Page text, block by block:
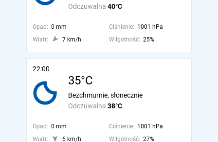
Odczuwalna 40°C
Opad: 0 mm Ciśnienie: 1001 hPa
Wiatr:
7 km/h Wilgotność: 25%
22:00
35°C
Odczuwalna 38°C
Bezchmurnie, słonecznie
Opad: 0 mm Ciśnienie: 1001 hPa
Wiatr:
6 km/h Wilgotność: 27%